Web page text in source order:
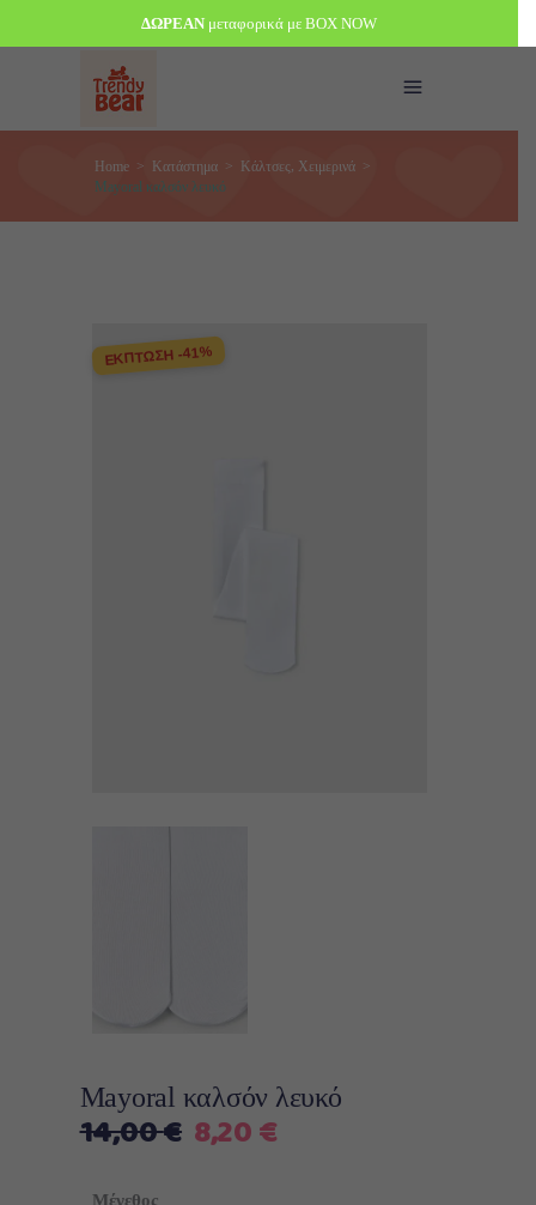
Home> Κατάστημα> Κάλτσες Χειμερινά>
Mayoral καλσόν λευκό
ΕΚΠΤΩΣΗ -41%
Mayoral καλσόν λευκό
14,00€ Original
8,20€Η
Μέγεθος
ΔΩΡΕΑΝ μεταφορικά με BOX NOW